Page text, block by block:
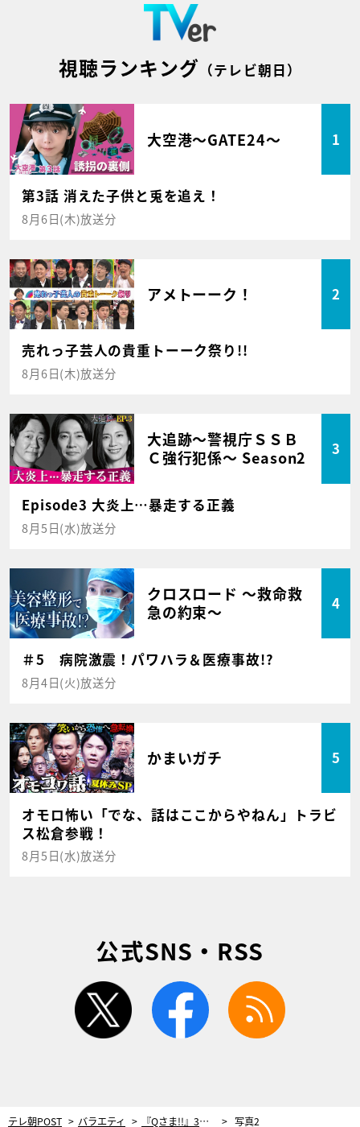
視聴ランキング （テレビ朝日）
大空港～GATE24～ 1
第3話 消えた子供と兎を追え！
8月6日(木)放送分
アメトーーク！ 2
売れっ子芸人の貴重トーーク祭り!!
8月6日(木)放送分
大追跡～警視庁ＳＳＢ
Ｃ強行犯係～ Season2
3
Episode3 大炎上…暴走する正義
8月5日(水)放送分
クロスロード ～救命救
急の約束～
4
＃5 病院激震！パワハラ＆医療事故!?
8月4日(火)放送分
かまいガチ 5
オモロ怖い「でな、話はここからやねん」トラビ
ス松倉参戦！
8月5日(水)放送分
公式SNS・RSS
twitter facebook
テレ朝POST バラエティ 『Qさま!!』3時間SP！外国人が選ぶ「日本の名所・絶景・世界遺産」ベスト20からクイズ対決 写真2